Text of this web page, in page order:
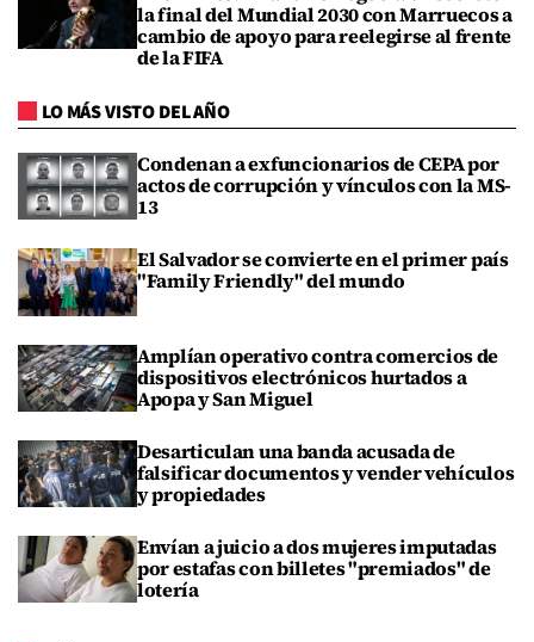
la final del Mundial 2030 con Marruecos a
cambio de apoyo para reelegirse al frente
de la FIFA
LO MÁS VISTO DEL AÑO
Condenan a exfuncionarios de CEPA por
actos de corrupción y vínculos con la MS-
13
El Salvador se convierte en el primer país
"Family Friendly" del mundo
Amplían operativo contra comercios de
dispositivos electrónicos hurtados a
Apopa y San Miguel
Desarticulan una banda acusada de
falsificar documentos y vender vehículos
y propiedades
Envían a juicio a dos mujeres imputadas
por estafas con billetes "premiados" de
lotería